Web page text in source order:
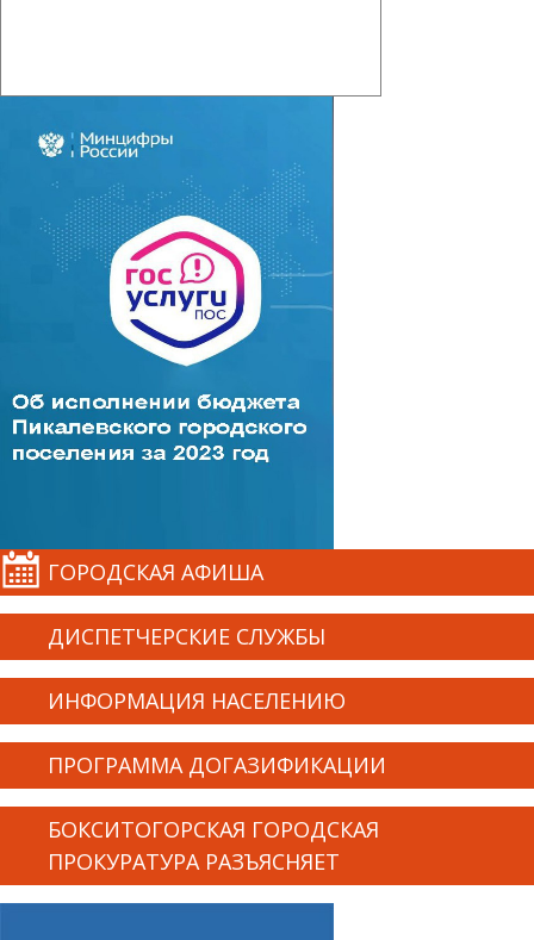
ГОРОДСКАЯ АФИША
ДИСПЕТЧЕРСКИЕ СЛУЖБЫ
ИНФОРМАЦИЯ НАСЕЛЕНИЮ
ПРОГРАММА ДОГАЗИФИКАЦИИ
БОКСИТОГОРСКАЯ ГОРОДСКАЯ
ПРОКУРАТУРА РАЗЪЯСНЯЕТ